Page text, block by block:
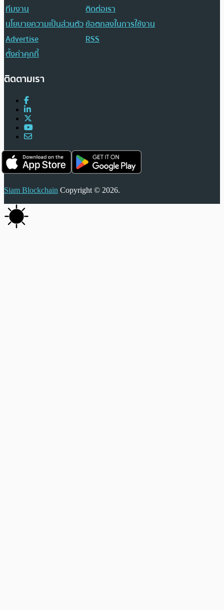
ทีมงาน
ติดต่อเรา
นโยบายความเป็นส่วนตัวข้อตกลงในการใช้งาน
Advertise
RSS
ตั้งค่าคุกกี้
ติดตามเรา
Siam Blockchain Copyright © 2026.